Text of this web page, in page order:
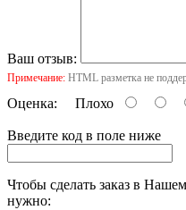
Ваш отзыв:
Примечание: HTML разметка не
Оценка: Плохо
Введите код в поле ниже
Чтобы сделать заказ в
нужно: